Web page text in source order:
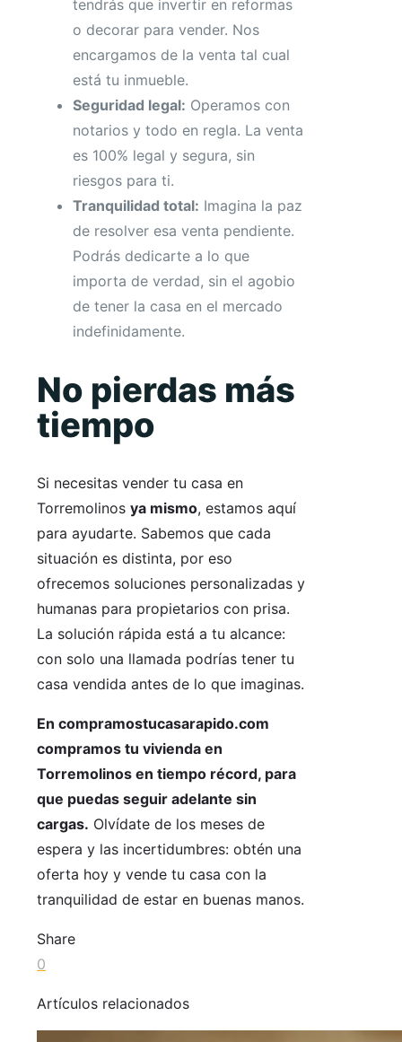
tendrás que invertir en reformas
o decorar para vender. Nos
encargamos de la venta tal cual
está tu inmueble.
Seguridad legal: Operamos con
notarios y todo en regla. La venta
es 100% legal y segura, sin
riesgos para ti.
Tranquilidad total: Imagina la paz
de resolver esa venta pendiente.
Podrás dedicarte a lo que
importa de verdad, sin el agobio
de tener la casa en el mercado
indefinidamente.
No pierdas más
tiempo
Si necesitas vender tu casa en
Torremolinos ya mismo, estamos aquí
para ayudarte. Sabemos que cada
situación es distinta, por eso
ofrecemos soluciones personalizadas y
humanas para propietarios con prisa.
La solución rápida está a tu alcance:
con solo una llamada podrías tener tu
casa vendida antes de lo que imaginas.
En compramostucasarapido.com
compramos tu vivienda en
Torremolinos en tiempo récord, para
que puedas seguir adelante sin
cargas. Olvídate de los meses de
espera y las incertidumbres: obtén una
oferta hoy y vende tu casa con la
tranquilidad de estar en buenas manos.
Share
0
Artículos relacionados